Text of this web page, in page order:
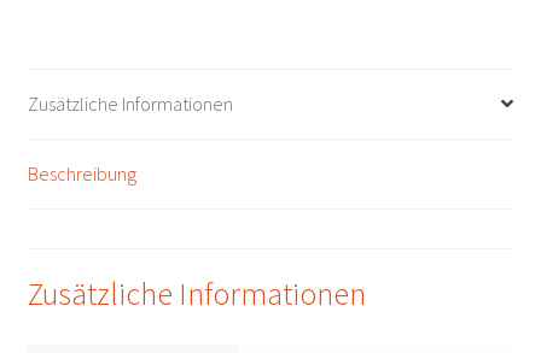
Haus
Wien
Zusätzliche Informationen
Beschreibung
Zusätzliche Informationen